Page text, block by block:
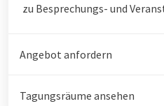
zu Besprechungs- und
Angebot anfordern
Tagungsräume ansehen